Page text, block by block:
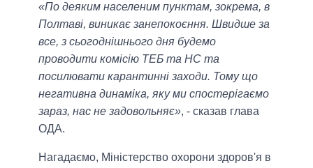
«По деяким населеним пунктам, зокрема, в
Полтаві, виникає занепокоєння. Швидше за
все, з сьогоднішнього дня будемо
проводити комісію ТЕБ та НС та
посилювати карантинні заходи. Тому що
негативна динаміка, яку ми спостерігаємо
зараз, нас не задовольняє», - сказав глава
ОДА.
Нагадаємо, Міністерство охорони здоров'я в